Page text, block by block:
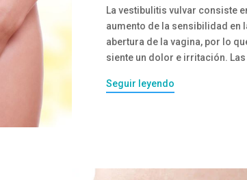
La vestibulitis vulvar consiste
aumento de la sensibilidad en
abertura de la vagina, por lo
siente un dolor e irritación.
Seguir leyendo